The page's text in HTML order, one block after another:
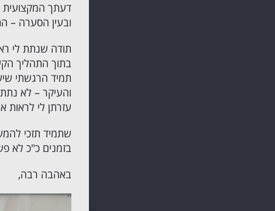
דעתך המקצועית
ובעין הסערה –
תודה שנתת לי
בתוך התהליך
תמיד הרגשתי
והעיקר – לא
עזרתן לי לראות
שתמיד תזכי
בזמנים כ"כ לא
באהבה רבה,